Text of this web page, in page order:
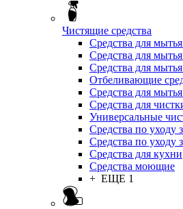
Чистящие средства
Средства для
Средства для
Средства для
Отбеливающие
Средства для
Средства для
Универсальные
Средства по уходу
Средства по уходу
Средства для кухни
Средства моющие
+ ЕЩЕ 1